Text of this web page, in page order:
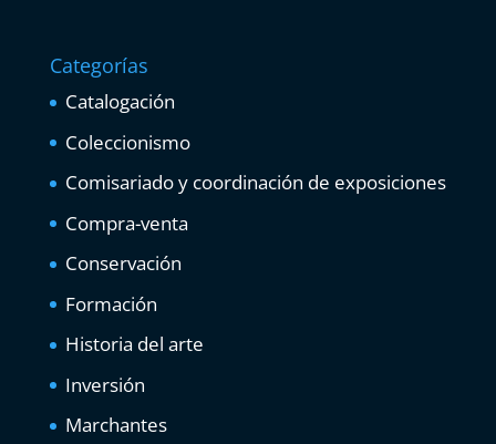
Categorías
Catalogación
Coleccionismo
Comisariado y coordinación de exposiciones
Compra-venta
Conservación
Formación
Historia del arte
Inversión
Marchantes